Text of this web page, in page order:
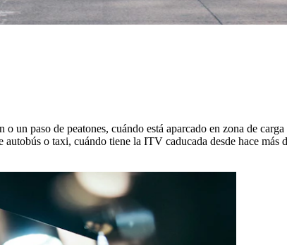
paso de peatones, cuándo está aparcado en zona de
o taxi, cuándo tiene la ITV caducada desde hace